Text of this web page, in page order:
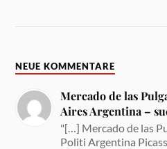
NEUE KOMMENTARE
Mercado de las
Aires Argentina –
"[…] Mercado de las
Politi Argentina